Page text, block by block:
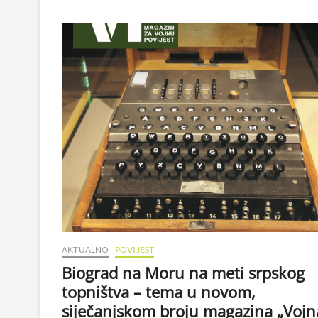
AKTUALNO POVIJEST
Biograd na Moru na meti srpskog
topništva – tema u novom,
siječanjskom broju magazina